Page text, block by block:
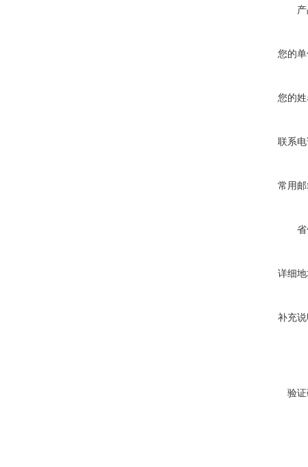
您的
您的
联系
常用
详细
补充
验